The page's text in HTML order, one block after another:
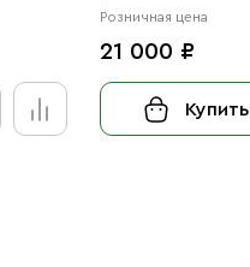
Розничная цена
21 000 ₽
Купить